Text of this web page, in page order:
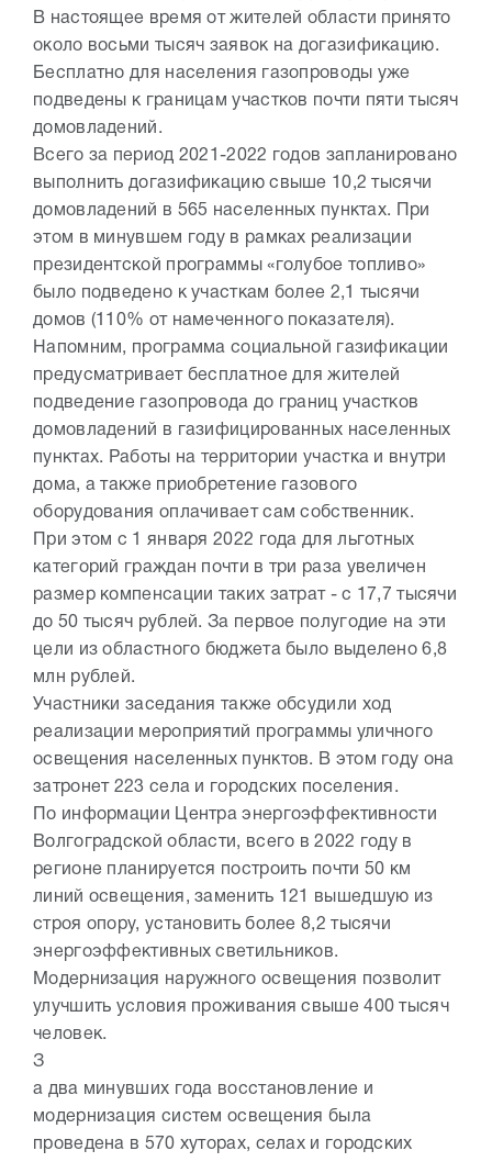
В настоящее время от жителей области принято
около восьми тысяч заявок на догазификацию.
Бесплатно для населения газопроводы уже
подведены к границам участков почти пяти тысяч
домовладений.
Всего за период 2021-2022 годов запланировано
выполнить догазификацию свыше 10,2 тысячи
домовладений в 565 населенных пунктах. При
этом в минувшем году в рамках реализации
президентской программы «голубое топливо»
было подведено к участкам более 2,1 тысячи
домов (110% от намеченного показателя).
Напомним, программа социальной газификации
предусматривает бесплатное для жителей
подведение газопровода до границ участков
домовладений в газифицированных населенных
пунктах. Работы на территории участка и внутри
дома, а также приобретение газового
оборудования оплачивает сам собственник.
При этом с 1 января 2022 года для льготных
категорий граждан почти в три раза увеличен
размер компенсации таких затрат - с 17,7 тысячи
до 50 тысяч рублей. За первое полугодие на эти
цели из областного бюджета было выделено 6,8
млн рублей.
Участники заседания также обсудили ход
реализации мероприятий программы уличного
освещения населенных пунктов. В этом году она
затронет 223 села и городских поселения.
По информации Центра энергоэффективности
Волгоградской области, всего в 2022 году в
регионе планируется построить почти 50 км
линий освещения, заменить 121 вышедшую из
строя опору, установить более 8,2 тысячи
энергоэффективных светильников.
Модернизация наружного освещения позволит
улучшить условия проживания свыше 400 тысяч
человек.
З
а два минувших года восстановление и
модернизация систем освещения была
проведена в 570 хуторах, селах и городских